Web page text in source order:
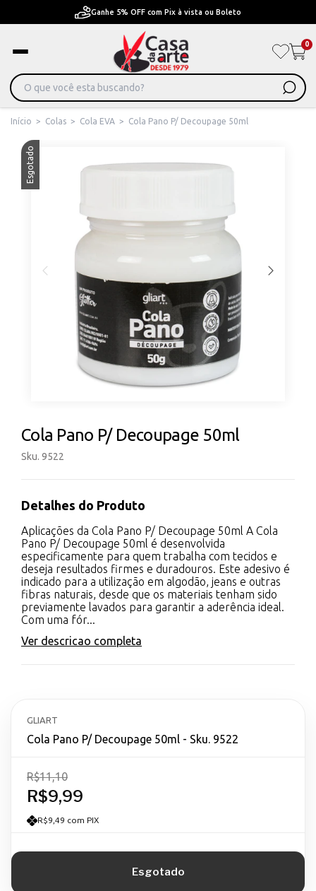
Pague em Até 6x sem juros ou ate 12x com juros
0
Início > Colas > Cola EVA > Cola Pano P/ Decoupage 50ml
Esgotado
Cola Pano P/ Decoupage 50ml
Sku. 9522
Detalhes do Produto
Aplicações da Cola Pano P/ Decoupage 50ml A Cola
Pano P/ Decoupage 50ml é desenvolvida
especificamente para quem trabalha com tecidos e
deseja resultados firmes e duradouros. Este adesivo é
indicado para a utilização em algodão, jeans e outras
fibras naturais, desde que os materiais tenham sido
previamente lavados para garantir a aderência ideal.
Com uma fór...
Ver descricao completa
GLIART
Cola Pano P/ Decoupage 50ml - Sku. 9522
R$9,99
R$11,10
R$9,49 com PIX